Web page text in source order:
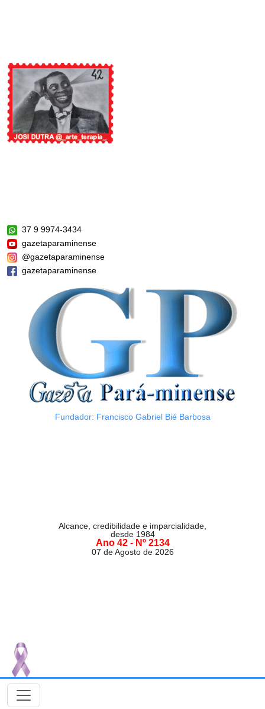
37 9 9974-3434
gazetaparaminense
@gazetaparaminense
gazetaparaminense
Fundador: Francisco Gabriel Bié Barbosa
Alcance, credibilidade e imparcialidade,
desde 1984
Ano 42 - Nº 2134
07 de Agosto de 2026